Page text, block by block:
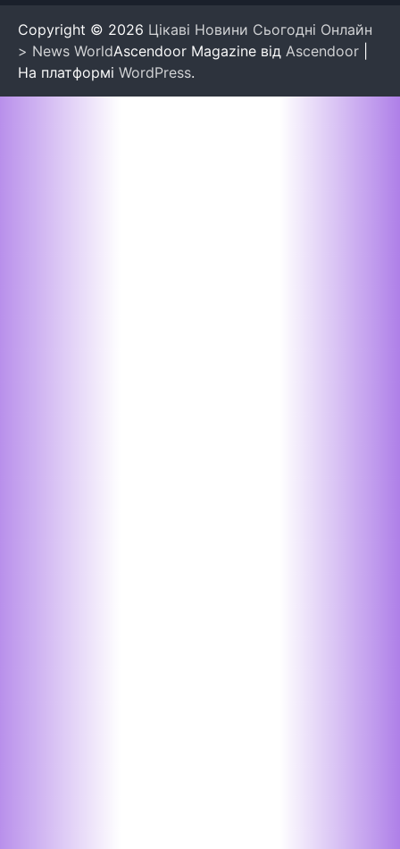
Copyright © 2026 Цікаві Новини Сьогодні Онлайн
> News WorldAscendoor Magazine від Ascendoor
На платформі WordPress.